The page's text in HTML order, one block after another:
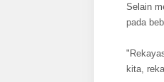
Selain
pada
kita,